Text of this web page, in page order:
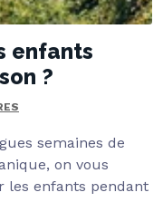
enfants
?
semaines de
on vous
les enfants pendant